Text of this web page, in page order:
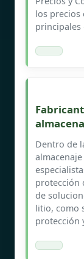
los precios
principales
Dentro de
protección
de
litio, como
protección